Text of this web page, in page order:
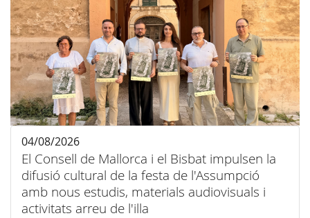
El Consell de Mallorca i el Bisbat impulsen la
difusió cultural de la festa de l'Assumpció
amb nous estudis, materials audiovisuals i
activitats arreu de l'illa
04/08/2026